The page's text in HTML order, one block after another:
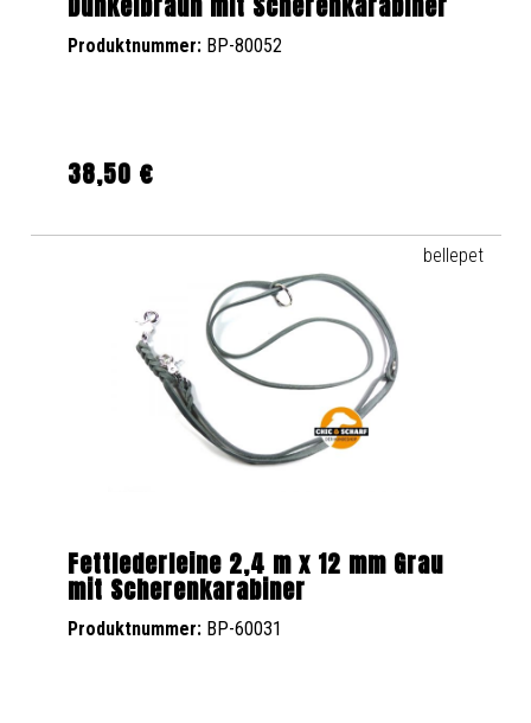
Produktnummer: BP-80052
Regulärer Preis:
38,50 €
Fettlederleine 2,4 m x 12 mm Grau
mit Scherenkarabiner
Produktnummer: BP-60031
bellepet